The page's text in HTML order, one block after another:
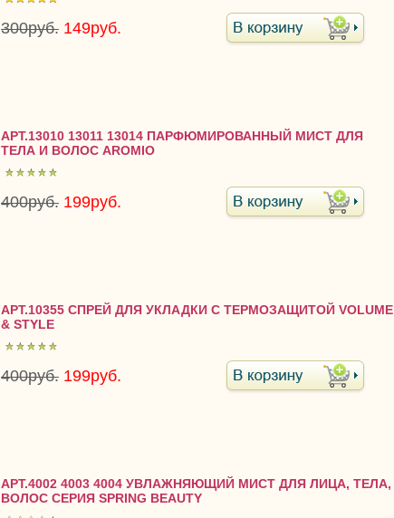
300руб. 149руб.
АРТ.13010 13011 13014 ПАРФЮМИРОВАННЫЙ МИСТ ДЛЯ
ТЕЛА И ВОЛОС AROMIO
400руб. 199руб.
АРТ.10355 СПРЕЙ ДЛЯ УКЛАДКИ С ТЕРМОЗАЩИТОЙ VOLUME
& STYLE
400руб. 199руб.
АРТ.4002 4003 4004 УВЛАЖНЯЮЩИЙ МИСТ ДЛЯ ЛИЦА, ТЕЛА,
ВОЛОС СЕРИЯ SPRING BEAUTY